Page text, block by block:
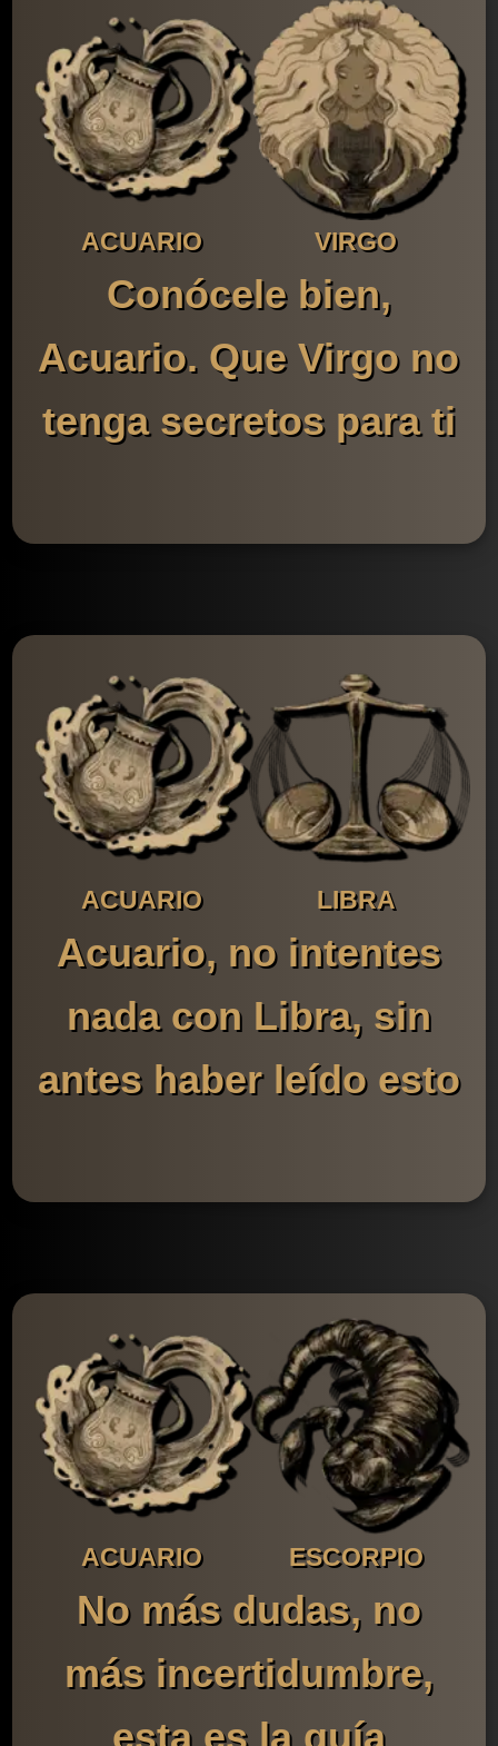
ACUARIO VIRGO
Conócele bien,
Acuario. Que Virgo no
tenga secretos para ti
ACUARIO LIBRA
Acuario, no intentes
nada con Libra, sin
antes haber leído esto
ACUARIO ESCORPIO
No más dudas, no
más incertidumbre,